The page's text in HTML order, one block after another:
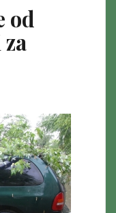
od